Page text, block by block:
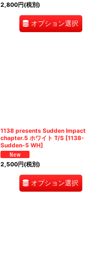
2,800円(税別)
オプション選択
1138 presents Sudden Impact
chapter.5 ホワイト T/S [1138-
Sudden-5 WH]
2,500円(税別)
オプション選択